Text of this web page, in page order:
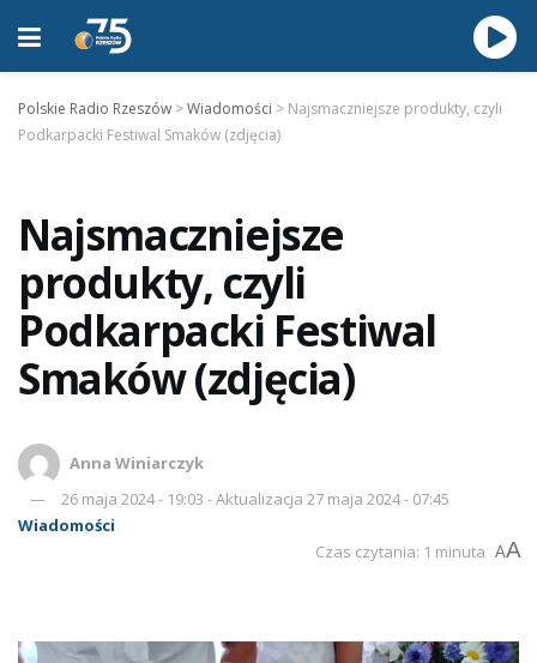
Polskie Radio Rzeszów >Wiadomości > Najsmaczniejsze produkty, czyli
Podkarpacki Festiwal Smaków (zdjęcia)
Najsmaczniejsze
produkty, czyli
Podkarpacki Festiwal
Smaków (zdjęcia)
Anna Winiarczyk
26 maja 2024 - 19:03 - Aktualizacja 27 maja 2024 - 07:45
Wiadomości
Czas czytania: 1 minuta AA